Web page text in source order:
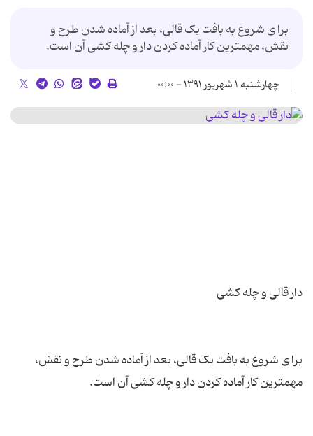
برا ی شروع به بافت یک قالی، بعد از آماده شدن طرح و
نقش، مهمترین کار آماده کردن دار و چله کشی آن است.
چهارشنبه ۱ شهریور ۱۳۹۱ - ۰۰:۰۰
برا ی شروع به بافت یک قالی، بعد از آماده شدن طرح و نقش،